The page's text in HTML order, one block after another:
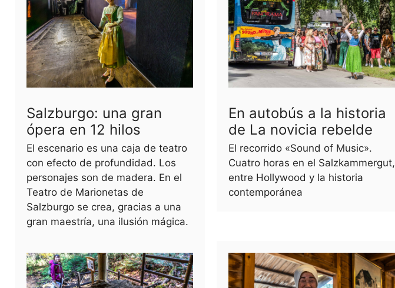
Salzburgo: una gran
ópera en 12 hilos
El escenario es una caja de teatro
con efecto de profundidad. Los
personajes son de madera. En el
Teatro de Marionetas de
Salzburgo se crea, gracias a una
gran maestría, una ilusión mágica.
En autobús a la historia
de La novicia rebelde
El recorrido «Sound of Music».
Cuatro horas en el Salzkammergut,
entre Hollywood y la historia
contemporánea